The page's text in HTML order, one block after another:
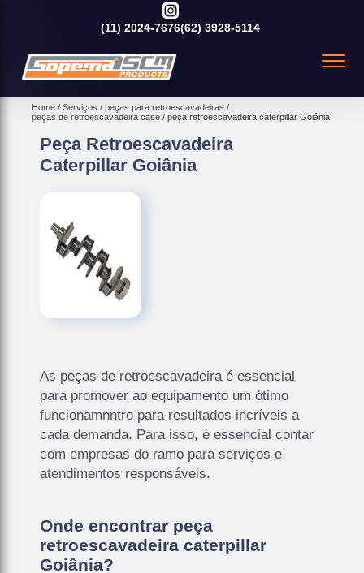
(11) 2024-7676(62) 3928-5114
Home Serviços
peças para retroescavadeiras
peças de retroescavadeira case
peça retroescavadeira caterpillar Goiânia
Peça Retroescavadeira
Caterpillar Goiânia
As peças de retroescavadeira é essencial
para promover ao equipamento um ótimo
funcionamnntro para resultados incríveis a
cada demanda. Para isso, é essencial contar
com empresas do ramo para serviços e
atendimentos responsáveis.
Onde encontrar peça
retroescavadeira caterpillar
Goiânia?